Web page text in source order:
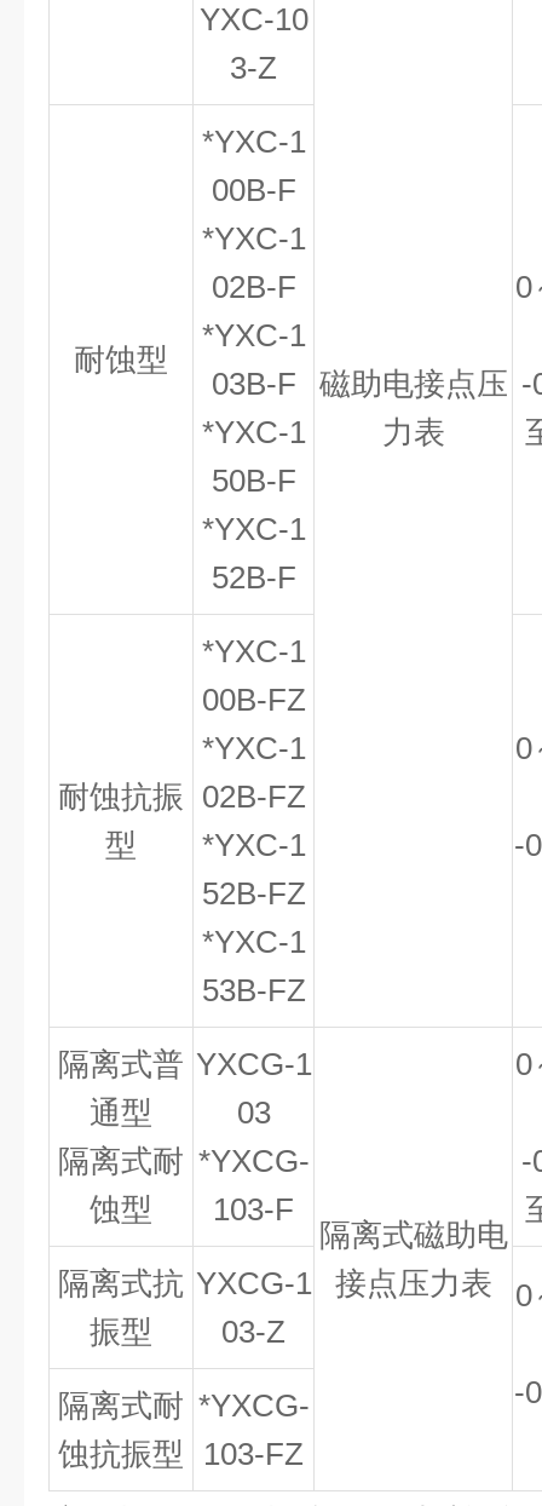
YXC-10
3-Z
磁助电接点压
力表
耐蚀型
*YXC-1
00B-F
*YXC-1
02B-F
*YXC-1
03B-F
*YXC-1
50B-F
*YXC-1
52B-F
0
-
耐蚀抗振
型
*YXC-1
00B-FZ
*YXC-1
02B-FZ
*YXC-1
52B-FZ
*YXC-1
53B-FZ
0
-
隔离式普
通型
隔离式耐
蚀型
YXCG-1
03
*YXCG-
103-F
隔离式磁助电
接点压力表
0
-
隔离式抗
振型
YXCG-1
03-Z
0
-
隔离式耐
蚀抗振型
*YXCG-
103-FZ